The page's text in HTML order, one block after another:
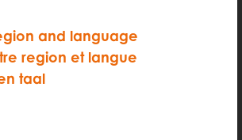
and language
region et langue
taalniet (meer).